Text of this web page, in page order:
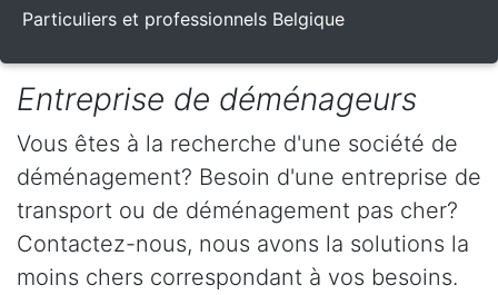
Particuliers et professionnels Belgique
Entreprise de déménageurs
Vous êtes à la recherche d'une société de
déménagement? Besoin d'une entreprise de
transport ou de déménagement pas cher?
Contactez-nous, nous avons la solutions la
moins chers correspondant à vos besoins.